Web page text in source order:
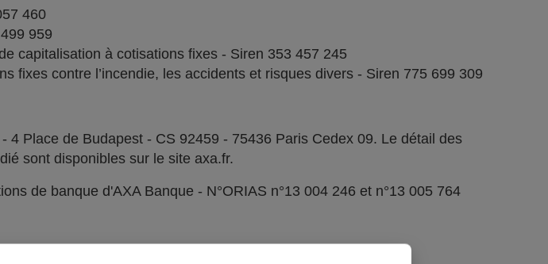
460
959
capitalisation à cotisations fixes - Siren 353 457 245
fixes contre l’incendie, les accidents et risques divers - Siren 775 699 309
Place de Budapest - CS 92459 - 75436 Paris Cedex 09. Le détail des
sont disponibles sur le site axa.fr.
de banque d'AXA Banque - N°ORIAS n°13 004 246 et n°13 005 764